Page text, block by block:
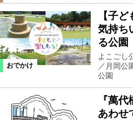
おでかけ
【子
気持ち
る公園
よこごし
／月岡公
公園
『萬
あわせ